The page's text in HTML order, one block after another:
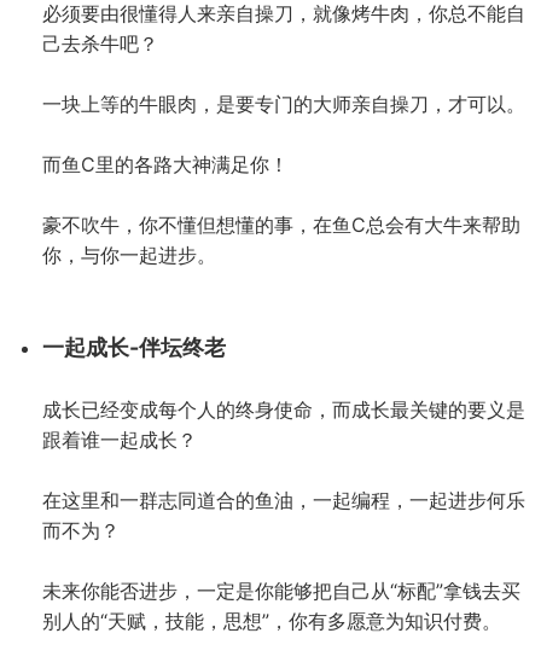
必须要由很懂得人来亲自操刀，就像烤牛肉，你总不能自
己去杀牛吧？
一块上等的牛眼肉，是要专门的大师亲自操刀，才可以。
而鱼C里的各路大神满足你！
豪不吹牛，你不懂但想懂的事，在鱼C总会有大牛来帮助
你，与你一起进步。
一起成长-伴坛终老
成长已经变成每个人的终身使命，而成长最关键的要义是
跟着谁一起成长？
在这里和一群志同道合的鱼油，一起编程，一起进步何乐
而不为？
未来你能否进步，一定是你能够把自己从“标配”拿钱去买
别人的“天赋，技能，思想”，你有多愿意为知识付费。